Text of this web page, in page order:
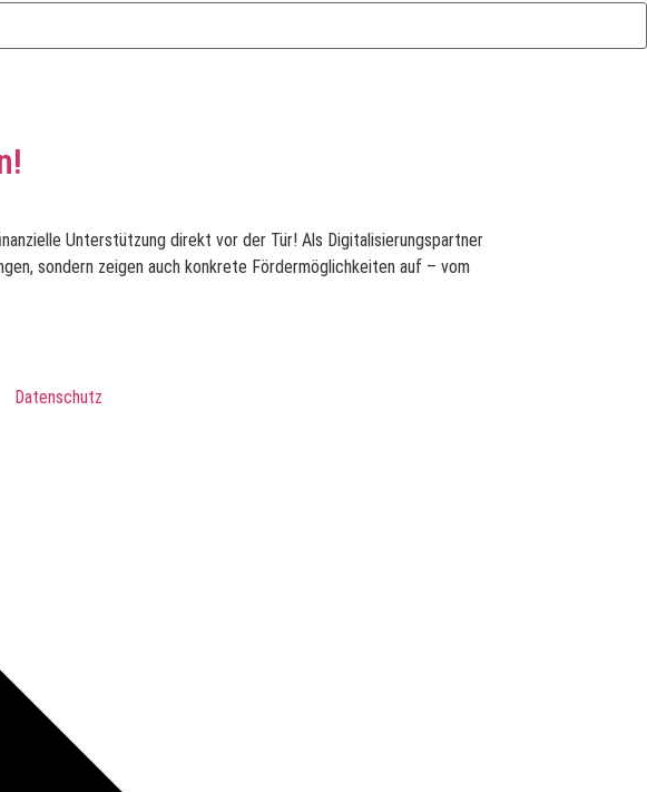
Unterstützung direkt vor der Tür! Als Digitalisierungspartner
sondern zeigen auch konkrete Fördermöglichkeiten auf – vom
Datenschutz